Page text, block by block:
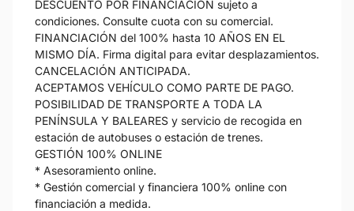
DESCUENTO POR FINANCIACIÓN sujeto a
condiciones. Consulte cuota con su comercial.
FINANCIACIÓN del 100% hasta 10 AÑOS EN EL
MISMO DÍA. Firma digital para evitar desplazamientos.
CANCELACIÓN ANTICIPADA.
ACEPTAMOS VEHÍCULO COMO PARTE DE PAGO.
POSIBILIDAD DE TRANSPORTE A TODA LA
PENÍNSULA Y BALEARES y servicio de recogida en
estación de autobuses o estación de trenes.
GESTIÓN 100% ONLINE
* Asesoramiento online.
* Gestión comercial y financiera 100% online con
financiación a medida.